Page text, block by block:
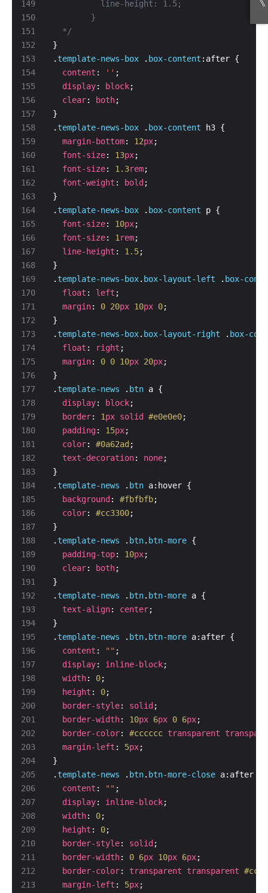
149
150
151
153
154
155
156
157
158
159
160
161
163
164
165
166
167
168
169
170
171
173
174
175
176
177
178
179
180
181
183
184
185
186
187
188
189
190
191
193
194
195
196
197
198
199
200
201
203
204
205
206
207
208
209
210
211
213
  */
.template-news-box . box-content
content : ''
display: block
clear: both
.template-news-box . box-content
margin-bottom: 12px
font-size: 13px
font-size: 1.3rem
font-weight : bold
.template-news-box . box-content
font-size: 10px
font-size: 1rem
line-height : 1.5
.template-news-box. box-layout-left . box-
float : left
margin: 0 20px 10px 0
.template-news-box. box-layout-right . box-
float : right
margin: 0 0 10px 20px
.template-news . btn
display: block
border: 1px solid #e0e0e0
padding: 15px
color: #0a62ad
text-decoration: none
.template-news . btn
background : #fbfbfb
color: #cc3300
.template-news . btn. btn-more
padding-top: 10px
clear: both
.template-news . btn. btn-more
text-align: center
.template-news . btn. btn-more
content : ""
display: inline-block
width: 0
height : 0
border-style: solid
border-width: 10px 6px 0 6px
border-color: #cccccc transparent
margin-left : 5px
.template-news . btn. btn-more-close
content : ""
display: inline-block
width: 0
height : 0
border-style: solid
border-width: 0 6px 10px 6px
border-color: transparent transparent
margin-left : 5px